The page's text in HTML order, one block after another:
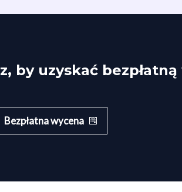
by uzyskać
Bezpłatna wycena